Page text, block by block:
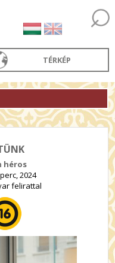
TÉRKÉP
héros
2024
felirattal